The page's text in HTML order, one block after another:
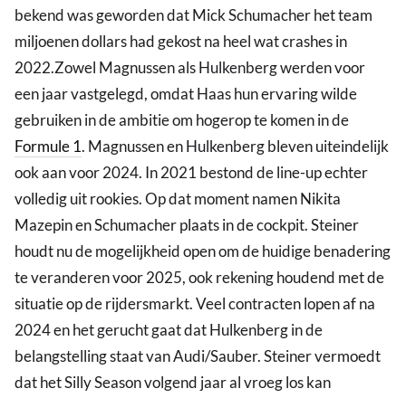
bekend was geworden dat Mick Schumacher het team
miljoenen dollars had gekost na heel wat crashes in
2022.Zowel Magnussen als Hulkenberg werden voor
een jaar vastgelegd, omdat Haas hun ervaring wilde
gebruiken in de ambitie om hogerop te komen in de
Formule 1. Magnussen en Hulkenberg bleven uiteindelijk
ook aan voor 2024. In 2021 bestond de line-up echter
volledig uit rookies. Op dat moment namen Nikita
Mazepin en Schumacher plaats in de cockpit. Steiner
houdt nu de mogelijkheid open om de huidige benadering
te veranderen voor 2025, ook rekening houdend met de
situatie op de rijdersmarkt. Veel contracten lopen af na
2024 en het gerucht gaat dat Hulkenberg in de
belangstelling staat van Audi/Sauber. Steiner vermoedt
dat het Silly Season volgend jaar al vroeg los kan